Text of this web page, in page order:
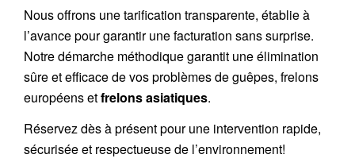
Nous offrons unetarification transparente, établie à
l’avance pour garantir une facturation sans surprise.
Notre démarche méthodique garantit une élimination
sûre et efficace de vos problèmes de guêpes, frelons
européens etfrelons asiatiques.
Réservezdès à présent pour une intervention rapide,
sécurisée et respectueuse de l’environnement!